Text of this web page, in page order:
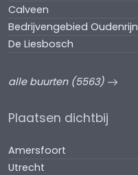
Calveen
Bedrijvengebied Oudenrijn
De Liesbosch
alle buurten (5563)
Plaatsen dichtbij
Amersfoort
Utrecht